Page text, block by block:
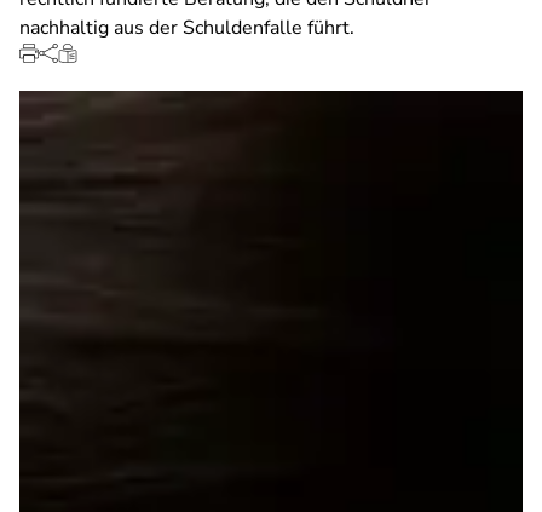
nachhaltig aus der Schuldenfalle führt.